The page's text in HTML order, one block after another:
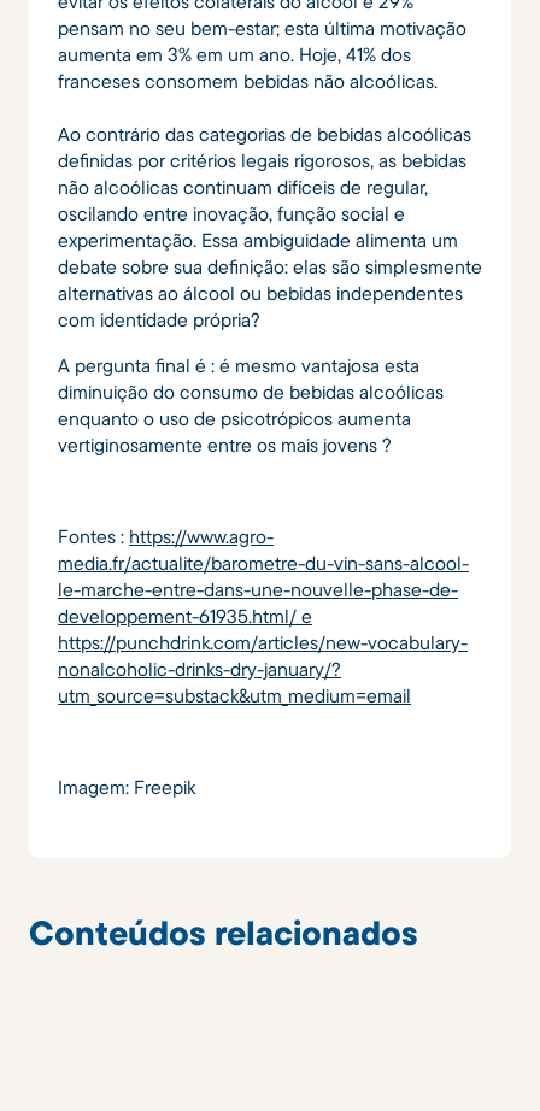
pensam no seu bem-estar; esta última motivação
aumenta em 3% em um ano. Hoje, 41% dos
franceses consomem bebidas não alcoólicas.
Ao contrário das categorias de bebidas alcoólicas
definidas por critérios legais rigorosos, as bebidas
não alcoólicas continuam difíceis de regular,
oscilando entre inovação, função social e
experimentação. Essa ambiguidade alimenta um
debate sobre sua definição: elas são simplesmente
alternativas ao álcool ou bebidas independentes
com identidade própria?
A pergunta final é : é mesmo vantajosa esta
diminuição do consumo de bebidas alcoólicas
enquanto o uso de psicotrópicos aumenta
vertiginosamente entre os mais jovens ?
Fontes : https://www.agro-
media.fr/actualite/barometre-du-vin-sans-alcool-
le-marche-entre-dans-une-nouvelle-phase-de-
developpement-61935.html/ e
https://punchdrink.com/articles/new-vocabulary-
nonalcoholic-drinks-dry-january/?
utm_source=substack&utm_medium=email
Imagem: Freepik
Conteúdos relacionados